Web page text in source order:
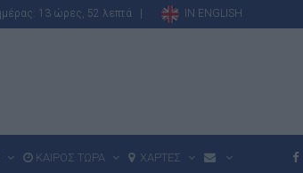
ημέρας: 13 ώρες, 52 λεπτά | IN ENGLISH
ΚΑΙΡΟΣ ΤΩΡΑ ΧΑΡΤΕΣ